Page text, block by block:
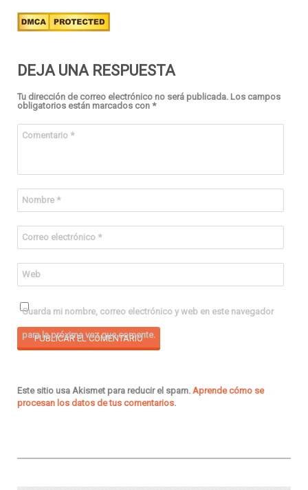
DEJA UNA RESPUESTA
Tu dirección de correo electrónico no será publicada. Los campos
obligatorios están marcados con *
Comentario *
Nombre *
Correo electrónico *
Web
Guarda mi nombre, correo electrónico y web en este navegador
para la próxima vez que comente.
Este sitio usa Akismet para reducir el spam. Aprende cómo se
procesan los datos de tus comentarios.